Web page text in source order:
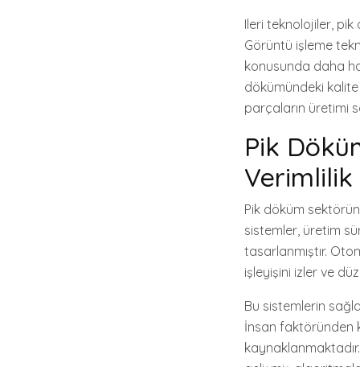
Ileri teknolojiler,
Görüntü işleme
konusunda daha
dökümündeki
parçaların üretimi
Pik
Verimlilik
Pik döküm
sistemler, üretim
tasarlanmıştır.
işleyişini izler ve
Bu sistemlerin
İnsan faktöründen